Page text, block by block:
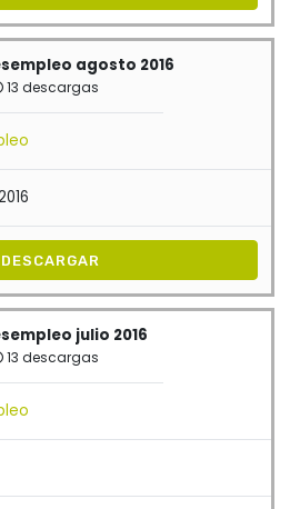
agosto 2016
13 descargas
DESCARGAR
julio 2016
13 descargas